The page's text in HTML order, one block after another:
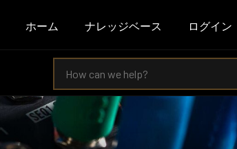
ホーム
ナレッジベース ログイン